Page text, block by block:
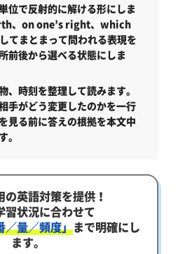
位で反射的に解ける形にしま
、on one’s right、which
てまとまって問われる表現を
前後から選べる状態にしま
、時刻を整理して読みます。
手がどう変更したのかを一行
見る前に答えの根拠を本文中
。
の英語対策を提供！
習状況に合わせて
／量／頻度」まで明確にし
ます。